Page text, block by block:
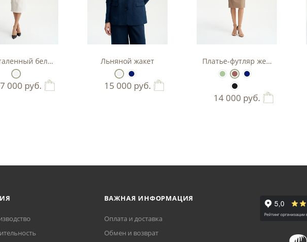
в цвете фисташка белый костюм-двойка с баской.
000 руб.
Льняной жакет
15 000 руб.
Платье-футляр женское
14 000 руб.
ВАЖНАЯ ИНФОРМАЦИЯ
Оплата и доставка
Обмен и возврат